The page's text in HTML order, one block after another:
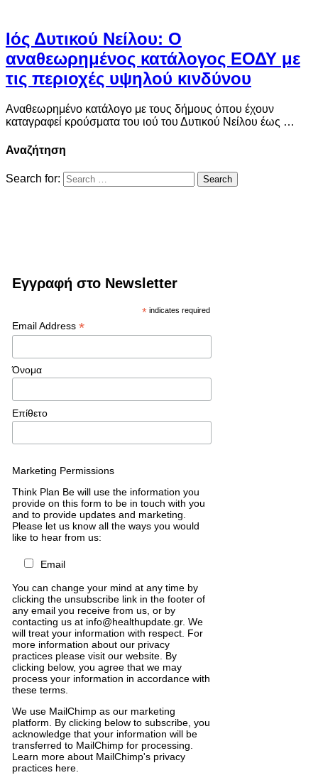
Ιός Δυτικού Νείλου: Ο
αναθεωρημένος κατάλογος ΕΟΔΥ με
τις περιοχές υψηλού κινδύνου
Αναθεωρημένο κατάλογο με τους δήμους όπου έχουν
καταγραφεί κρούσματα του ιού του Δυτικού Νείλου έως …
Αναζήτηση
Search for:
Εγγραφή στο Newsletter
* indicates required
Email Address *
Όνομα
Επίθετο
Marketing Permissions
Think Plan Be will use the information you
provide on this form to be in touch with you
and to provide updates and marketing.
Please let us know all the ways you would
like to hear from us:
Email
You can change your mind at any time by
clicking the unsubscribe link in the footer of
any email you receive from us, or by
contacting us at info@healthupdate.gr. We
will treat your information with respect. For
more information about our privacy
practices please visit our website. By
clicking below, you agree that we may
process your information in accordance with
these terms.
We use MailChimp as our marketing
platform
By clicking below to subscribe you
acknowledge that your information will be
transferred to MailChimp for processing
Learn more about MailChimp's privacy
practices here